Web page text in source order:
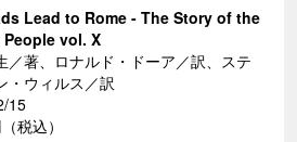
Lead to Rome - The Story of the
People vol. X
／著、ロナルド・ドーア／訳、ステ
・ウィルス／訳
15
税込）